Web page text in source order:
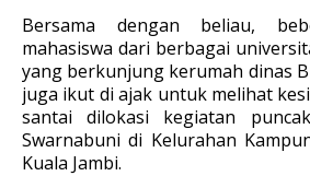
Bersama dengan beliau,
mahasiswa dari berbagai
yang berkunjung kerumah dinas
juga ikut di ajak untuk melihat
santai dilokasi kegiatan
Swarnabuni di Kelurahan
Kuala Jambi.